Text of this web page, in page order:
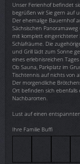
Unser Ferienhof befindet
begrüßen wir Sie gern auf
Der ehemalige Bauernhof
Sächsischen
mit komplett eingerichteter
Schlafräume. Die
und Grill lädt zum Sonne
eines erlebnisreichen Tages
Ob Sauna, Parkplatz im
Tischtennis auf nichts von
Der morgendliche
Ort befinden sich ebenfalls
Nachbarorten.
Lust auf einen
Ihre Familie Buffi